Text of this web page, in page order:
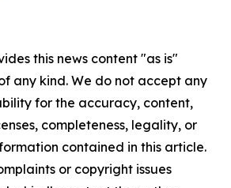
this news content "as is"
any kind. We do not accept any
for the accuracy, content,
completeness, legality, or
contained in this article.
or copyright issues